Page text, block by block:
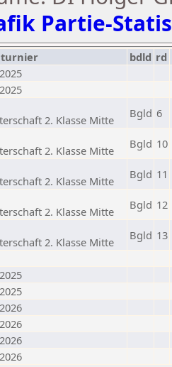
Partie-
turnier bdld rd
2. Klasse Mitte
Bgld 6
2. Klasse Mitte
Bgld 10
2. Klasse Mitte
Bgld 11
2. Klasse Mitte
Bgld 12
2. Klasse Mitte
Bgld 13